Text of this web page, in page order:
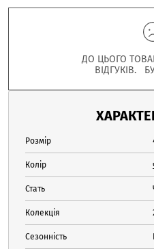
ДО ЦЬОГО
ВІДГУКІВ.
Розмір
Колір
Стать
Колекція
Сезонність